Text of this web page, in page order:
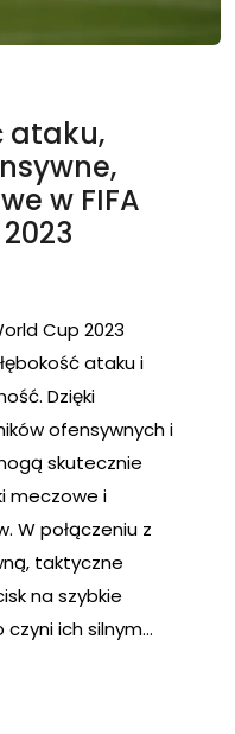
ataku,
w FIFA
Cup 2023
ataku i
Dzięki
ofensywnych i
skutecznie
meczowe i
W połączeniu z
taktyczne
na szybkie
ich silnym…